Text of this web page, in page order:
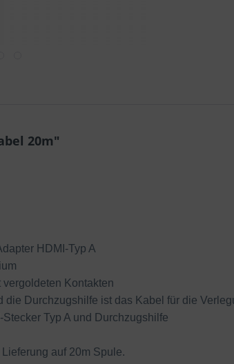
20m"
HDMI-Typ A
Kontakten
Durchzugshilfe ist das Kabel für die
Typ A und Durchzugshilfe
auf 20m Spule.